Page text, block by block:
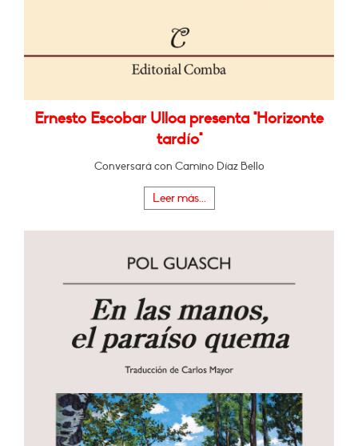
Ernesto Escobar Ulloa presenta "Horizonte
tardío"
Conversará con Camino Díaz Bello
Leer más...